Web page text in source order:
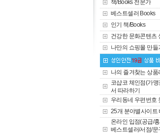
책/Books 전문가
베스트셀러 Books
인기 책/Books
건강한 문화콘텐츠
나만의 쇼핑몰 만들
나의 즐겨찾는 상품
코샵코 체인점(가맹
서 따라하기
우리동네 우편번호
25개 분야별사이트
온라인 입점(공급/
베스트셀러/서점/문